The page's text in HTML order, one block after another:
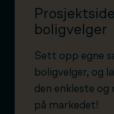
boligvelger
Sett opp egne
boligvelger, og
den enkleste
på markedet!